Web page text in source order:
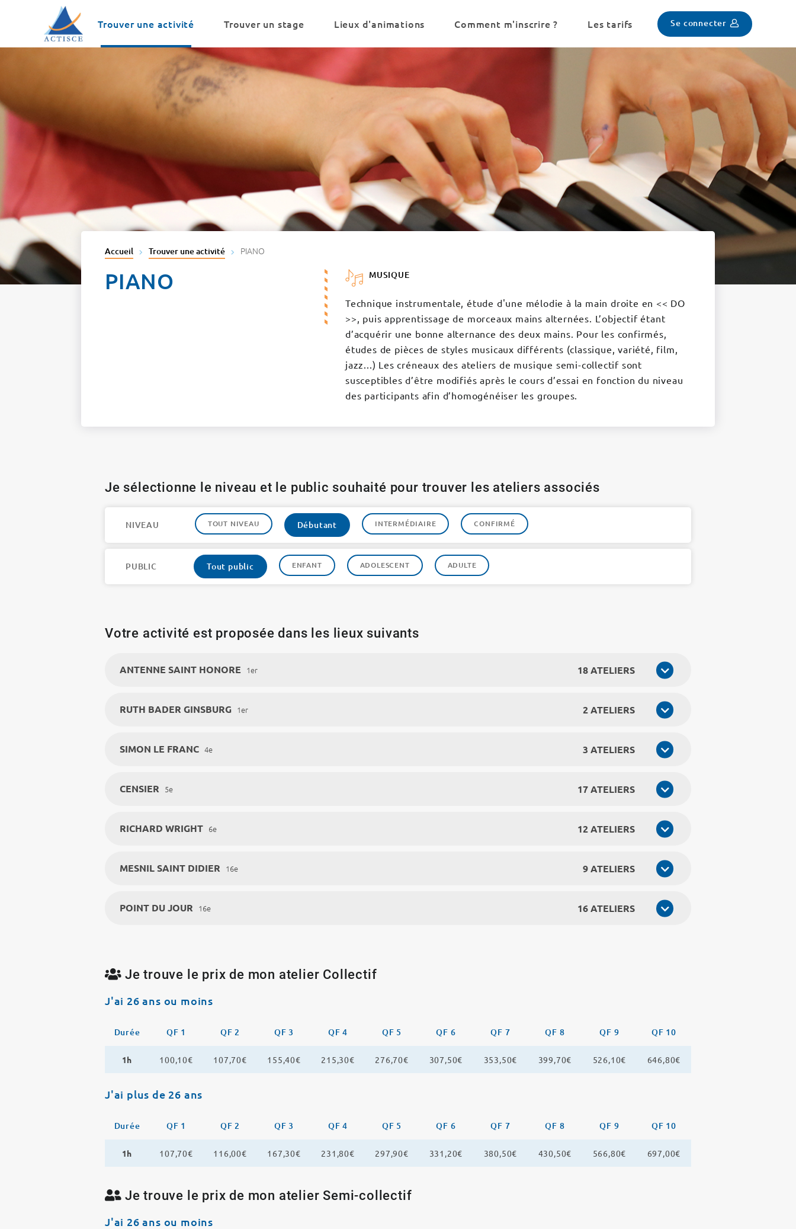
Trouver une activité
Trouver un stage Lieux d'animations Comment m'inscrire ? Les tarifs Se connecter
Accueil Trouver une activité PIANO
PIANO MUSIQUE
Technique instrumentale, étude d'une mélodie à la main droite en << DO
>>, puis apprentissage de morceaux mains alternées. L’objectif étant
d’acquérir une bonne alternance des deux mains. Pour les confirmés,
études de pièces de styles musicaux différents (classique, variété, film,
jazz...) Les créneaux des ateliers de musique semi-collectif sont
susceptibles d’être modifiés après le cours d’essai en fonction du niveau
des participants afin d’homogénéiser les groupes.
Je sélectionne le niveau et le public souhaité pour trouver les ateliers associés
NIVEAU TOUT NIVEAU Débutant INTERMÉDIAIRE CONFIRMÉ
PUBLIC Tout public ENFANT ADOLESCENT ADULTE
Votre activité est proposée dans les lieux suivants
ANTENNE SAINT HONORE 1er 18 ATELIERS
RUTH BADER GINSBURG 1er 2 ATELIERS
SIMON LE FRANC 4e 3 ATELIERS
CENSIER 5e 17 ATELIERS
RICHARD WRIGHT 6e 12 ATELIERS
MESNIL SAINT DIDIER 16e 9 ATELIERS
POINT DU JOUR 16e 16 ATELIERS
Je trouve le prix de mon atelier Collectif
J'ai 26 ans ou moins
Durée QF 1 QF 2 QF 3 QF 4 QF 5 QF 6 QF 7 QF 8 QF 9 QF 10
1h 100,10€ 107,70€ 155,40€ 215,30€ 276,70€ 307,50€ 353,50€ 399,70€ 526,10€ 646,80€
J'ai plus de 26 ans
Durée QF 1 QF 2 QF 3 QF 4 QF 5 QF 6 QF 7 QF 8 QF 9 QF 10
1h 107,70€ 116,00€ 167,30€ 231,80€ 297,90€ 331,20€ 380,50€ 430,50€ 566,80€ 697,00€
Je trouve le prix de mon atelier Semi-collectif
J'ai 26 ans ou moins